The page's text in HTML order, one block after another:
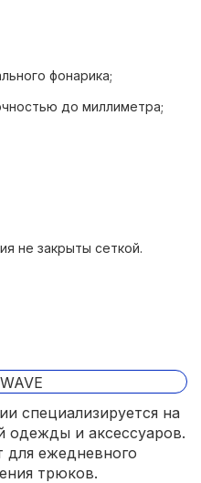
фонарика;
до миллиметра;
взрослых;
не закрыты сеткой.
специализируется на
одежды и аксессуаров.
ежедневного
трюков.